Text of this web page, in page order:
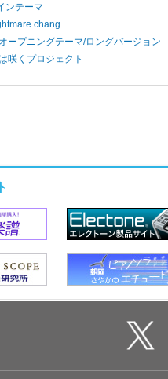
ンテーマ
chang
ープニングテーマ/ロングバージョン
咲くプロジェクト